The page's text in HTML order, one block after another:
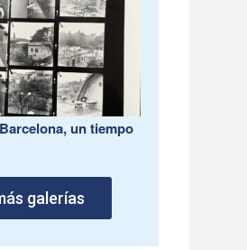
un tiempo
galerías